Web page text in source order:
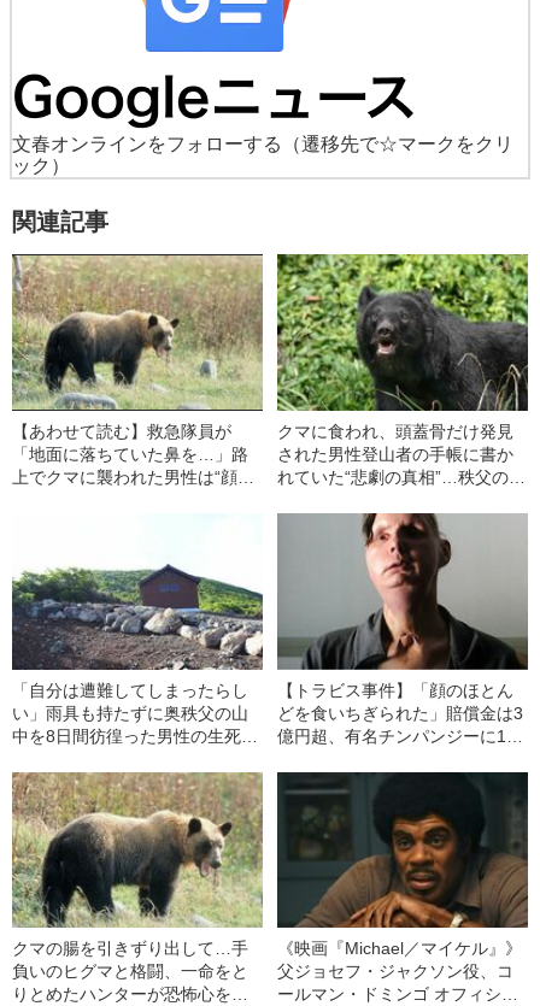
文春オンラインをフォローする
（遷移先で☆マークをクリ
ック）
関連記事
【あわせて読む】救急隊員が
「地面に落ちていた鼻を…」路
上でクマに襲われた男性は“顔の
クマに食われ、頭蓋骨だけ発見
された男性登山者の手帳に書か
れていた“悲劇の真相”…秩父の山
「自分は遭難してしまったらし
い」雨具も持たずに奥秩父の山
中を8日間彷徨った男性の生死を
【トラビス事件】「顔のほとん
どを食いちぎられた」賠償金は3
億円超、有名チンパンジーに12
クマの腸を引きずり出して…手
負いのヒグマと格闘、一命をと
りとめたハンターが恐怖心を押
《映画『Michael／マイケル』》
父ジョセフ・ジャクソン役、コ
ールマン・ドミンゴ オフィシャ